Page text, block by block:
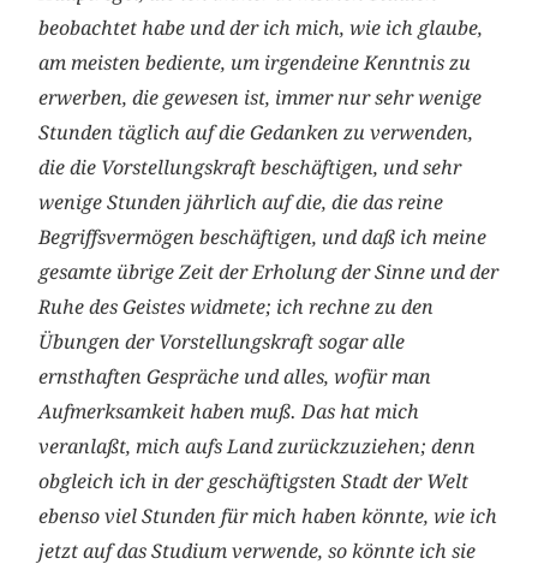
beobachtet habe und der ich mich, wie ich glaube,
am meisten bediente, um irgendeine Kenntnis zu
erwerben, die gewesen ist, immer nur sehr wenige
Stunden täglich auf die Gedanken zu verwenden,
die die Vorstellungskraft beschäftigen, und sehr
wenige Stunden jährlich auf die, die das reine
Begriffsvermögen beschäftigen, und daß ich meine
gesamte übrige Zeit der Erholung der Sinne und der
Ruhe des Geistes widmete; ich rechne zu den
Übungen der Vorstellungskraft sogar alle
ernsthaften Gespräche und alles, wofür man
Aufmerksamkeit haben muß. Das hat mich
veranlaßt, mich aufs Land zurückzuziehen; denn
obgleich ich in der geschäftigsten Stadt der Welt
ebenso viel Stunden für mich haben könnte, wie ich
jetzt auf das Studium verwende, so könnte ich sie